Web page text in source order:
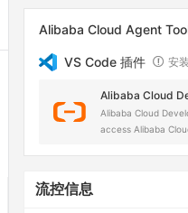
Alibaba Cloud Agent
VS Code 插件 安
Alibaba Cloud
Alibaba Cloud
access Alibaba
流控信息